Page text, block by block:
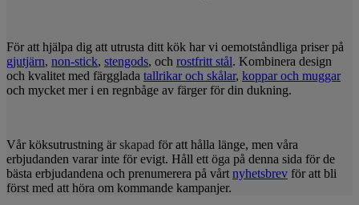
För att hjälpa dig att utrusta ditt kök har vi oemotståndliga priser på
gjutjärn, non-stick, stengods, och rostfritt stål. Kombinera design
och kvalitet med färgglada tallrikar och skålar, koppar och muggar
och mycket mer i en regnbåge av färger för din dukning.
Vår köksutrustning är skapad för att hålla länge, men våra
erbjudanden varar inte för evigt. Håll ett öga på denna sida för de
bästa erbjudandena och prenumerera på vårt nyhetsbrev för att bli
först med att höra om kommande kampanjer.